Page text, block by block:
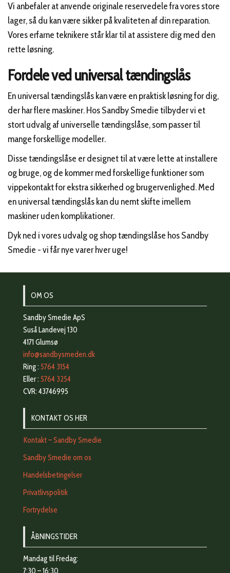
Vi anbefaler at anvende originale reservedele fra vores store
lager, så du kan være sikker på kvaliteten af din reparation.
Vores erfarne teknikere står klar til at assistere dig med den
rette løsning.
Fordele ved universal tændingslås
En universal tændingslås kan være en praktisk løsning for dig,
der har flere maskiner. Hos Sandby Smedie tilbyder vi et
stort udvalg af universelle tændingslåse, som passer til
mange forskellige modeller.
Disse tændingslåse er designet til at være lette at installere
og bruge, og de kommer med forskellige funktioner som
vippekontakt for ekstra sikkerhed og brugervenlighed. Med
en universal tændingslås kan du nemt skifte imellem
maskiner uden komplikationer.
Dyk ned i vores udvalg og shop tændingslåse hos Sandby
Smedie - vi får nye varer hver uge!
OM OS
Sandby Smedie ApS
Suså Landevej 130
4171 Glumsø
info@sandbysmeden.dk
Ring : 5764 3154
Eller : 5764 3254
CVR: 43746995
KONTAKT OS HER
Kontakt – Sandby Smedie
Sandby Smedie om os
Handelsbetingelser
Privatlivspolitik
Fortrydelse
ÅBNINGSTIDER
Mandag til Fredag:
7:30 – 16:30